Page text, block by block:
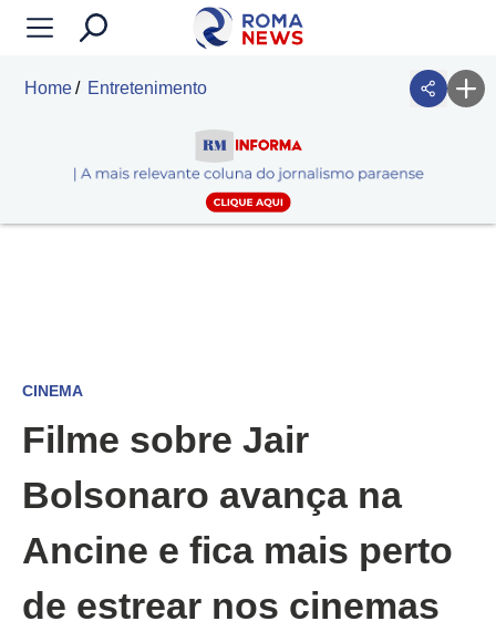
Home Entretenimento
CINEMA
Filme sobre Jair
Bolsonaro avança na
Ancine e fica mais perto
de estrear nos cinemas